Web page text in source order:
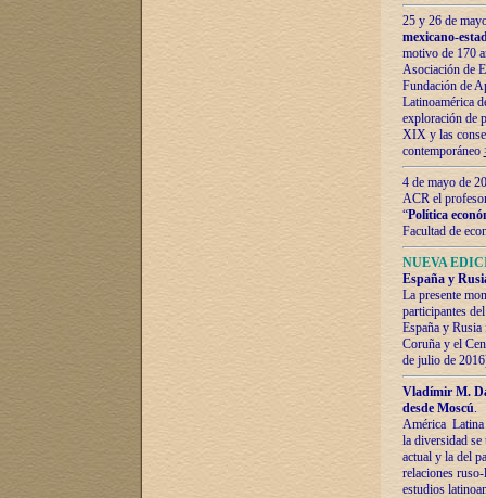
25 y 26 de
mexicano-
motivo de 170
Asociación de
Fundación de
Latinoamérica
exploración de
XIX y las
contemporáneo
4 de mayo de
ACR el
“Política
Facultad de
NUEVA
España y
La presente
participantes
España y
Coruña y el
de julio de
Vladímir М.
desde Moscú.
América Latina
la diversidad
actual у lа del
relaciones
estudios